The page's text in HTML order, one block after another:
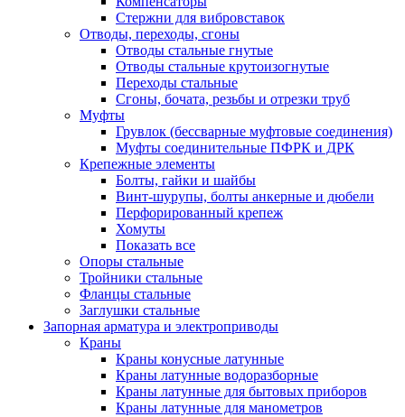
Стержни для вибровставок
Отводы, переходы, сгоны
Отводы стальные гнутые
Отводы стальные крутоизогнутые
Переходы стальные
Сгоны, бочата, резьбы и отрезки труб
Муфты
Грувлок (бессварные муфтовые соединения)
Муфты соединительные ПФРК и ДРК
Крепежные элементы
Болты, гайки и шайбы
Винт-шурупы, болты анкерные и дюбели
Перфорированный крепеж
Хомуты
Показать все
Опоры стальные
Тройники стальные
Фланцы стальные
Заглушки стальные
Запорная арматура и электроприводы
Краны
Краны конусные латунные
Краны латунные водоразборные
Краны латунные для бытовых приборов
Краны латунные для манометров